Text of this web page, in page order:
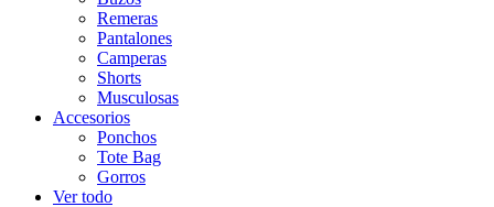
Remeras
Pantalones
Camperas
Shorts
Musculosas
Accesorios
Ponchos
Tote Bag
Gorros
Ver todo